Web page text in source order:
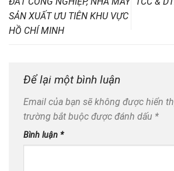
SẢN XUẤT ƯU TIÊN KHU VỰC
HỒ CHÍ MINH
Để lại một bình luận
Email của bạn sẽ không được hiển
trường bắt buộc được đánh dấu *
Bình luận *